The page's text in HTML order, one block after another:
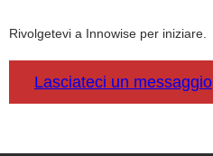
Rivolgetevi a Innowise per iniziare.
Lasciateci un messaggio